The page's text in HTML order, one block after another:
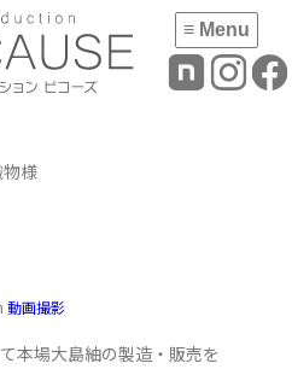
≡ Menu
物様
動画撮影
本場大島紬の製造・販売を